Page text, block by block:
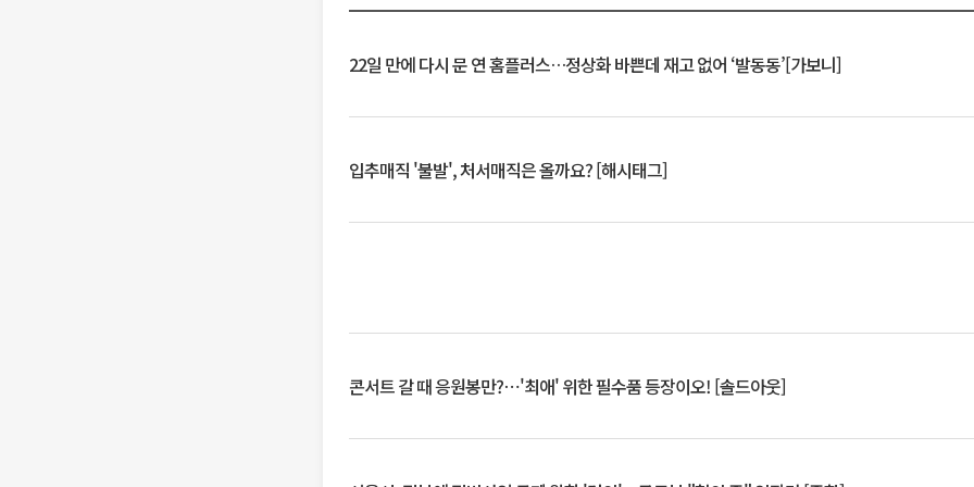
22일 만에 다시 문 연 홈플러스…정상화 바쁜데 재고 없어 ‘발동동’[가보니]
입추매직 '불발', 처서매직은 올까요? [해시태그]
콘서트 갈 때 응원봉만?⋯'최애' 위한 필수품 등장이오! [솔드아웃]